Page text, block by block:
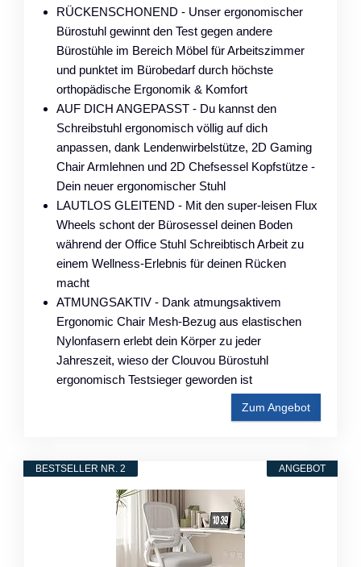
RÜCKENSCHONEND - Unser ergonomischer
Bürostuhl gewinnt den Test gegen andere
Bürostühle im Bereich Möbel für Arbeitszimmer
und punktet im Bürobedarf durch höchste
orthopädische Ergonomik & Komfort
AUF DICH ANGEPASST - Du kannst den
Schreibstuhl ergonomisch völlig auf dich
anpassen, dank Lendenwirbelstütze, 2D Gaming
Chair Armlehnen und 2D Chefsessel Kopfstütze -
Dein neuer ergonomischer Stuhl
LAUTLOS GLEITEND - Mit den super-leisen Flux
Wheels schont der Bürosessel deinen Boden
während der Office Stuhl Schreibtisch Arbeit zu
einem Wellness-Erlebnis für deinen Rücken
macht
ATMUNGSAKTIV - Dank atmungsaktivem
Ergonomic Chair Mesh-Bezug aus elastischen
Nylonfasern erlebt dein Körper zu jeder
Jahreszeit, wieso der Clouvou Bürostuhl
ergonomisch Testsieger geworden ist
Zum Angebot
ANGEBOT
BESTSELLER NR. 2